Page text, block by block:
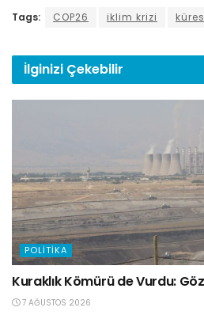
Tags: COP26 iklim krizi
İlginizi Çekebilir
POLITIKA
Kuraklık Kömürü de Vurdu:
7 AĞUSTOS 2026